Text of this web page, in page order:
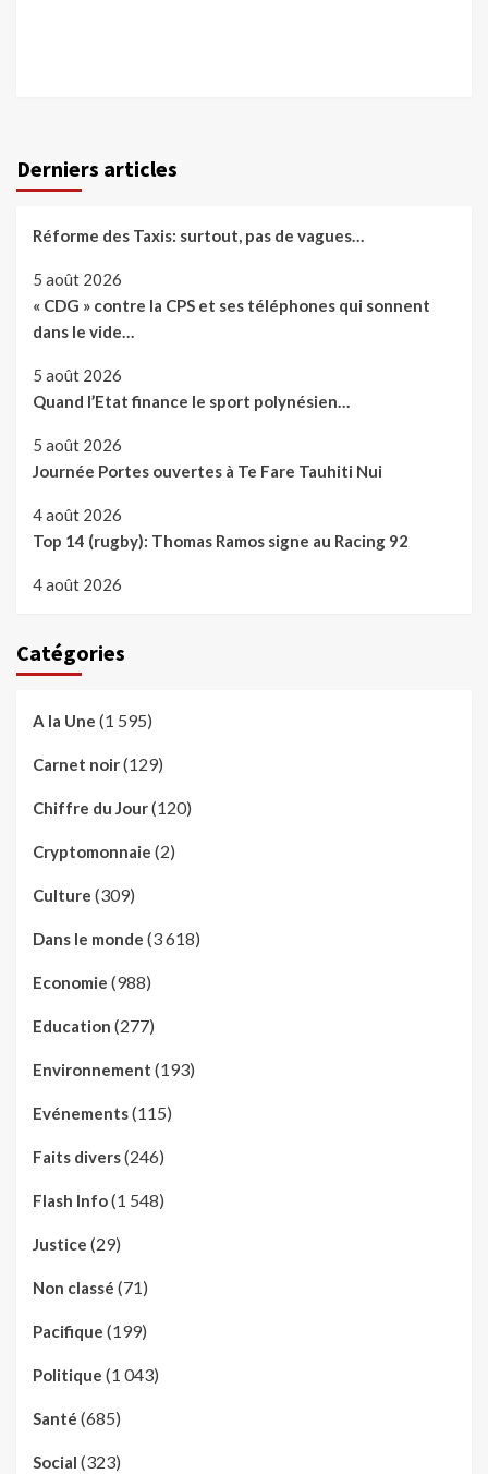
Derniers articles
Réforme des Taxis: surtout, pas de vagues…
5 août 2026
« CDG » contre la CPS et ses téléphones qui sonnent
dans le vide…
5 août 2026
Quand l’Etat finance le sport polynésien…
5 août 2026
Journée Portes ouvertes à Te Fare Tauhiti Nui
4 août 2026
Top 14 (rugby): Thomas Ramos signe au Racing 92
4 août 2026
Catégories
A la Une (1 595)
Carnet noir(129)
Chiffre du Jour(120)
Cryptomonnaie (2)
Culture (309)
Dans le monde (3 618)
Economie (988)
Education (277)
Environnement (193)
Evénements(115)
Faits divers(246)
Flash Info(1 548)
Justice (29)
Non classé (71)
Pacifique (199)
Politique (1 043)
Santé (685)
Social (323)